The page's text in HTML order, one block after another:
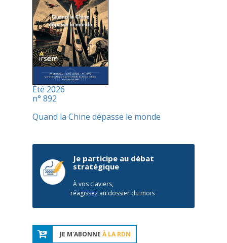
Été 2026
n° 892
Quand la Chine dépasse le monde
Je participe au débat
stratégique
À vos claviers,
réagissez au dossier du mois
JE M'ABONNE À LA RDN